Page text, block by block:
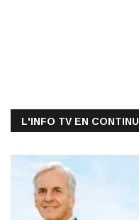
L'INFO TV EN CONTINU